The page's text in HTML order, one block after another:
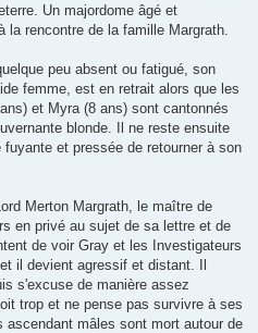
Un majordome âgé et
rencontre de la famille Margrath.
peu absent ou fatigué, son
femme, est en retrait alors que les
et Myra (8 ans) sont cantonnés
blonde. Il ne reste ensuite
et pressée de retourner à son
Merton Margrath, le maître de
en privé au sujet de sa lettre et de
de voir Gray et les Investigateurs
il devient agressif et distant. Il
s'excuse de manière assez
trop et ne pense pas survivre à ses
mâles sont mort autour de